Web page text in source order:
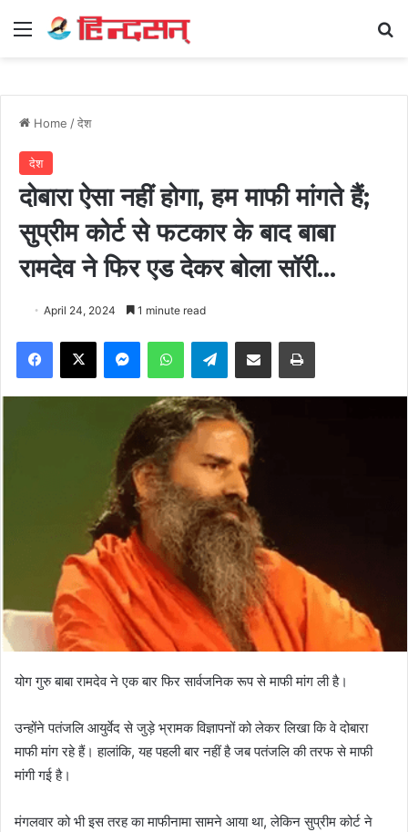
Menu
Home /देश
देश
दोबारा ऐसा नहीं होगा, हम माफी मांगते हैं;
सुप्रीम कोर्ट से फटकार के बाद बाबा
रामदेव ने फिर एड देकर बोला सॉरी…
April 24, 2024 1 minute read
Facebook
X MessengerWhatsAppTelegramShare via Email Print
योग गुरु बाबा रामदेव ने एक बार फिर सार्वजनिक रूप से माफी मांग ली है।
उन्होंने पतंजलि आयुर्वेद से जुड़े भ्रामक विज्ञापनों को लेकर लिखा कि वे दोबारा
माफी मांग रहे हैं। हालांकि, यह पहली बार नहीं है जब पतंजलि की तरफ से माफी
मांगी गई है।
मंगलवार को भी इस तरह का माफीनामा सामने आया था, लेकिन सुप्रीम कोर्ट ने